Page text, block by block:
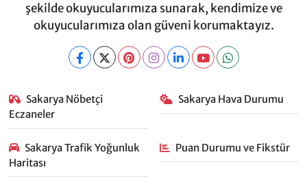
şekilde okuyucularımıza sunarak, kendimize ve
okuyucularımıza olan güveni korumaktayız.
Sakarya Nöbetçi
Eczaneler
Sakarya Hava Durumu
Sakarya Trafik Yoğunluk
Haritası
Puan Durumu ve Fikstür